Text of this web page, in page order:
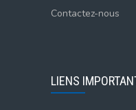
Contactez-nous
LIENS